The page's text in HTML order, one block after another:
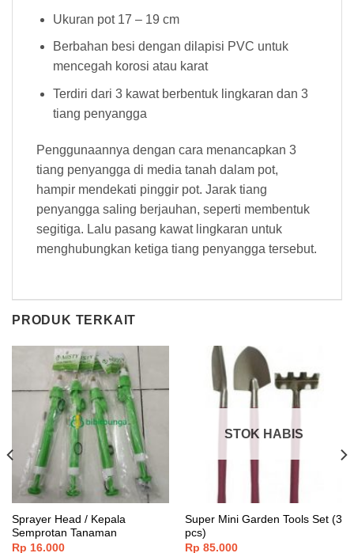
Ukuran pot 17 – 19 cm
Berbahan besi dengan dilapisi PVC untuk
mencegah korosi atau karat
Terdiri dari 3 kawat berbentuk lingkaran dan 3
tiang penyangga
Penggunaannya dengan cara menancapkan 3
tiang penyangga di media tanah dalam pot,
hampir mendekati pinggir pot. Jarak tiang
penyangga saling berjauhan, seperti membentuk
segitiga. Lalu pasang kawat lingkaran untuk
menghubungkan ketiga tiang penyangga tersebut.
PRODUK TERKAIT
Sprayer Head / Kepala
Semprotan Tanaman
Rp 16.000
STOK HABIS
Super Mini Garden Tools Set (3
pcs)
Rp 85.000